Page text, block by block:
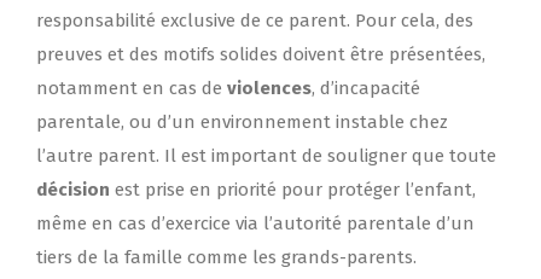
responsabilité exclusive de ce parent. Pour cela, des
preuves et des motifs solides doivent être présentées,
notamment en cas de violences, d’incapacité
parentale, ou d’un environnement instable chez
l’autre parent. Il est important de souligner que toute
décision est prise en priorité pour protéger l’enfant,
même en cas d’exercice via l’autorité parentale d’un
tiers de la famille comme les grands-parents.